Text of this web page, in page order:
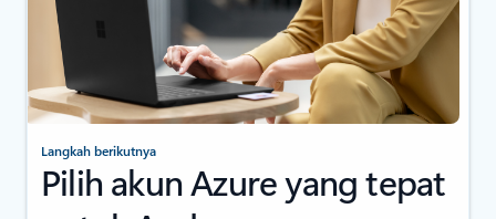
Langkah berikutnya
Pilih akun Azure yang tepat